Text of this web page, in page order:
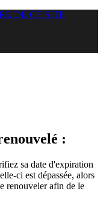
DE CE SITE
:
sa date d'expiration
ci est dépassée, alors
renouveler afin de le